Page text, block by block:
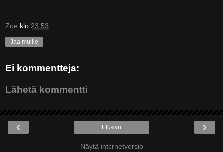
Zoe klo 23:53
Jaa muille
Ei kommentteja:
Lähetä kommentti
‹ ›
Etusivu
Näytä internetversio